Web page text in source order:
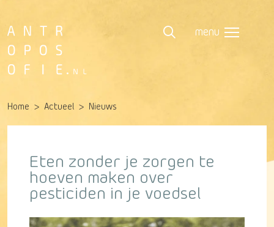
menu
Home Actueel Nieuws
Eten zonder je zorgen te
hoeven maken over
pesticiden in je voedsel